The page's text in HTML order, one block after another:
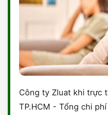
Công ty Zluat khi trực
TP.HCM - Tổng chi